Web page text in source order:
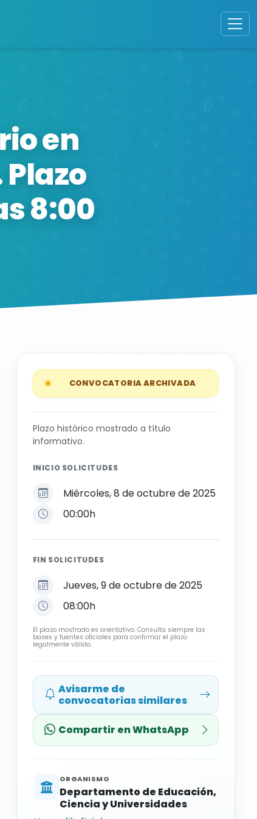
en
8:00
CONVOCATORIA ARCHIVADA
Plazo histórico mostrado a título
informativo.
INICIO SOLICITUDES
Miércoles, 8 de octubre de 2025
00:00h
FIN SOLICITUDES
Jueves, 9 de octubre de 2025
08:00h
El plazo mostrado es orientativo. Consulta siempre las
bases y fuentes oficiales para confirmar el plazo
legalmente válido.
Avisarme de
convocatorias similares
Compartir en WhatsApp
ORGANISMO
Departamento de Educación,
Ciencia y Universidades